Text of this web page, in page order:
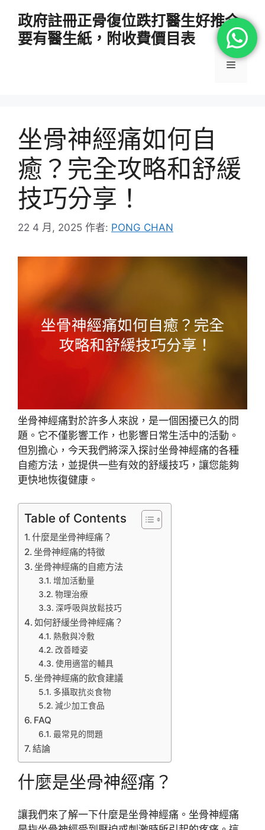
政府註冊正骨復位跌打醫生好推介
要有醫生紙，附收費價目表
選
坐骨神經痛如何自
癒？完全攻略和舒緩
技巧分享！
22 4 月, 2025 作者: PONG CHAN
坐骨神經痛對於許多人來說，是一個困擾已久的問
題。它不僅影響工作，也影響日常生活中的活動。
但別擔心，今天我們將深入探討坐骨神經痛的各種
自癒方法，並提供一些有效的舒緩技巧，讓您能夠
更快地恢復健康。
Table of Contents
什麼是坐骨神經痛？
坐骨神經痛的特徵
坐骨神經痛的自癒方法
增加活動量
物理治療
深呼吸與放鬆技巧
如何舒緩坐骨神經痛？
熱敷與冷敷
改善睡姿
使用適當的輔具
坐骨神經痛的飲食建議
多攝取抗炎食物
減少加工食品
FAQ
最常見的問題
結論
什麼是坐骨神經痛？
讓我們來了解一下什麼是坐骨神經痛。坐骨神經痛